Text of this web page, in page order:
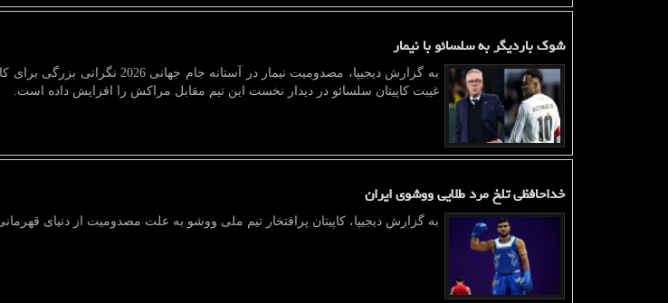
شوک باردیگر به سلسائو با نیمار
به گزارش دیجیپا، مصدومیت نیمار در
غیبت کاپیتان سلسائو در دیدار نخست این تیم مقابل مراکش را افزایش داده است.
خداحافظی تلخ مرد طلایی ووشوی ایران
به گزارش دیجیپا، کاپیتان پرافتخار تیم ملی ووشو به علت مصدومیت از دنیای